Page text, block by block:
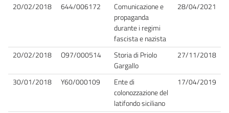
20/02/2018 644/006172
Comunicazione e
propaganda
durante i regimi
fascista e nazista
28/04/2021
20/02/2018 O97/000514
Storia di Priolo
Gargallo
27/11/2018
30/01/2018 Y60/000109
Ente di
colonozzazione del
latifondo siciliano
17/04/2019